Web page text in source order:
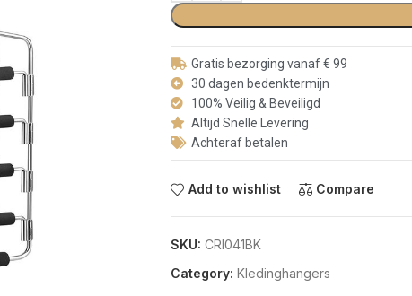
Gratis bezorging vanaf € 99
30 dagen bedenktermijn
100% Veilig & Beveiligd
Altijd Snelle Levering
Achteraf betalen
Add to wishlist Compare
SKU: CRI041BK
Category: Kledinghangers